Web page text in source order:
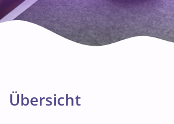
Übersicht